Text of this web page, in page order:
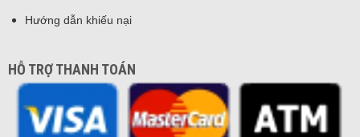
Hướng dẫn khiếu nại
HỖ TRỢ THANH TOÁN